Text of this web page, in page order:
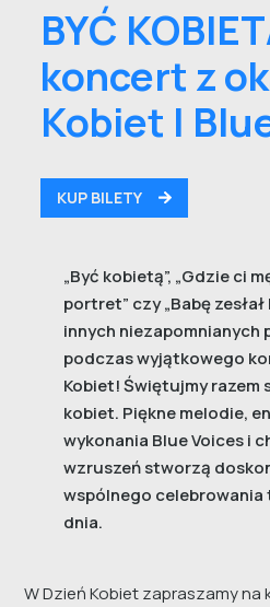
BYĆ
koncert z
Kobiet |
KUP BILETY
„Być kobietą”, „Gdzie ci
portret” czy „Babę
innych niezapomnianych
podczas wyjątkowego
Kobiet! Świętujmy razem
kobiet. Piękne melodie,
wykonania Blue Voices i
wzruszeń stworzą
wspólnego
dnia.
W Dzień Kobiet zapraszamy